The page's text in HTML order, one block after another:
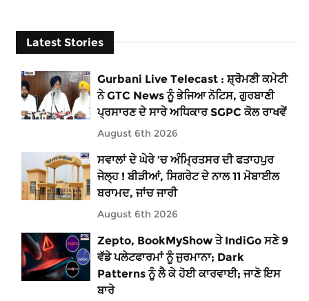
Latest Stories
Gurbani Live Telecast : ਸ਼੍ਰੋਮਣੀ ਕਮੇਟੀ
ਨੇ GTC News ਨੂੰ ਭੇਜਿਆ ਨੋਟਿਸ, ਗੁਰਬਾਣੀ
ਪ੍ਰਸਾਰਣ ਦੇ ਸਾਰੇ ਅਧਿਕਾਰ SGPC ਕੋਲ ਰਾਖਵੇਂ
August 6th 2026
ਸਵਾਲਾਂ ਦੇ ਘੇਰੇ ’ਚ ਅੰਮ੍ਰਿਤਸਰ ਦੀ ਫਤਾਹਪੁਰ
ਜੇਲ੍ਹ ! ਬੀੜੀਆਂ, ਸਿਗਰੇਟ ਦੇ ਨਾਲ 11 ਮੋਬਾਈਲ
ਬਰਾਮਦ, ਜਾਂਚ ਜਾਰੀ
August 6th 2026
Zepto, BookMyShow ਤੇ IndiGo ਸਣੇ 9
ਵੱਡੇ ਪਲੇਟਫਾਰਮਾਂ ਨੂੰ ਜੁਰਮਾਨਾ; Dark
Patterns ਨੂੰ ਲੈ ਕੇ ਹੋਈ ਕਾਰਵਾਈ; ਜਾਣੋ ਇਸ
ਬਾਰੇ